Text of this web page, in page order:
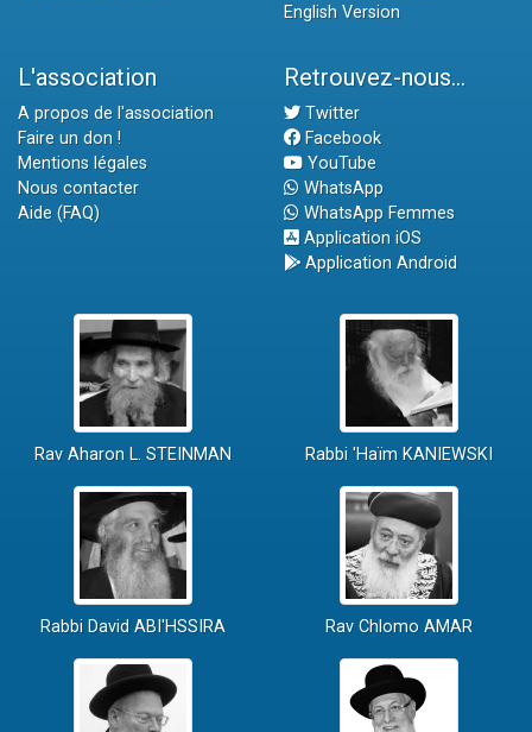
English Version
L'association
A propos de l'association
Faire un don !
Mentions légales
Nous contacter
Aide (FAQ)
Retrouvez-nous...
Twitter
Facebook
YouTube
WhatsApp
WhatsApp Femmes
Application iOS
Application Android
Rav Aharon L. STEINMAN Rabbi 'Haïm KANIEWSKI
Rabbi David ABI'HSSIRA Rav Chlomo AMAR